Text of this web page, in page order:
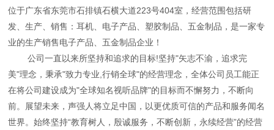
位于广东省东莞市石排镇石横大道223号404室，经营范围包括研
发、生产、销售：耳机、电子产品、塑胶制品、五金制品，是一家专
业的生产销售电子产品、五金制品企业！
公司一直以来所坚持和追求的目标!坚持"矢志不渝，追求完
美"理念，秉承"致力专业,行销全球"的经营理念，全体公司员工能正
在将公司建设成为"全球知名视听品牌"的目标而不懈努力，不断向
前。展望未来，声强人将立足中国，以更优质可信的产品和服务闻名
世界。始终坚持“教育树人，殷诚服务，不断创新，永续经营”的经营